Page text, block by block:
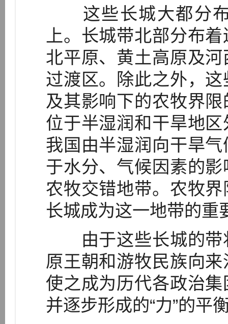
这些长城大都分布
上。长城带北部分布
北平原、黄土高原及
过渡区。除此之外，
及其影响下的农牧界
位于半湿润和干旱地
我国由半湿润向干旱
于水分、气候因素的
农牧交错地带。农牧
长城成为这一地带的重
由于这些长城的带
原王朝和游牧民族向
使之成为历代各政治
并逐步形成的“力”的平